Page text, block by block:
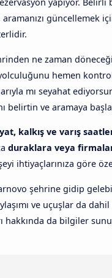
yapıyor.
aramanızı güncellemek
ne zaman
hemen
mı seyahat
belirtin ve aramaya
kalkış ve varış
duraklara veya
ihtiyaçlarınıza göre
şehrine gidip
ve uçuşlar da
hakkında da bilgiler